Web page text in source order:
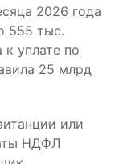
2026 года
555 тыс.
уплате по
25 млрд
или
НДФЛ